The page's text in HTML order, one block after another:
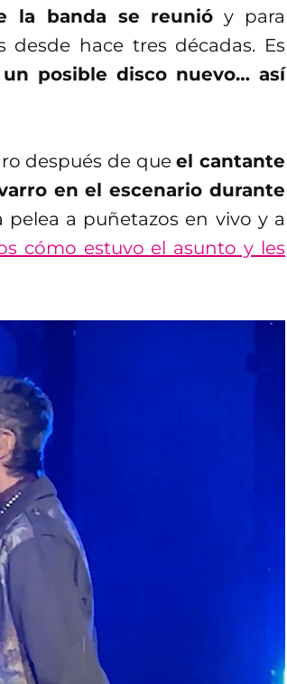
la banda se reunió y para
hace tres décadas. Es
posible disco nuevo… así
después de queel cantante
en el escenario durante
a puñetazos en vivo y a
cómo estuvo el asunto y les